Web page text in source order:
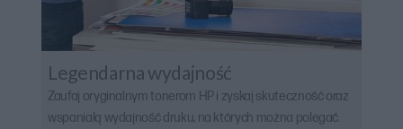
Legendarna wydajność
Zaufaj oryginalnym tonerom HP i zyskaj skuteczność oraz
wspaniałą wydajność druku, na których można polegać.